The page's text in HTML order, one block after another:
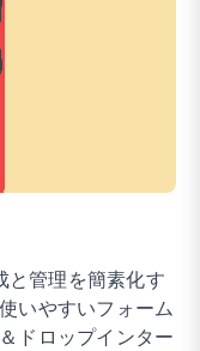
と管理を簡素化す
いやすいフォーム
ドロップインター